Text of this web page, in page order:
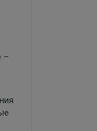
–